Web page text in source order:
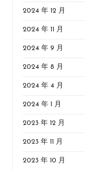
2024 年 12 月
2024 年 11 月
2024 年 9 月
2024 年 8 月
2024 年 4 月
2024 年 1 月
2023 年 12 月
2023 年 11 月
2023 年 10 月